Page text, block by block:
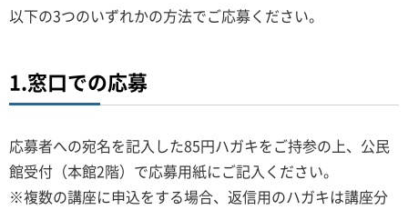
以下の3つのいずれかの方法でご応募ください。
1.窓口での応募
応募者への宛名を記入した85円ハガキをご持参の上、公民
館受付（本館2階）で応募用紙にご記入ください。
※複数の講座に申込をする場合、返信用のハガキは講座分